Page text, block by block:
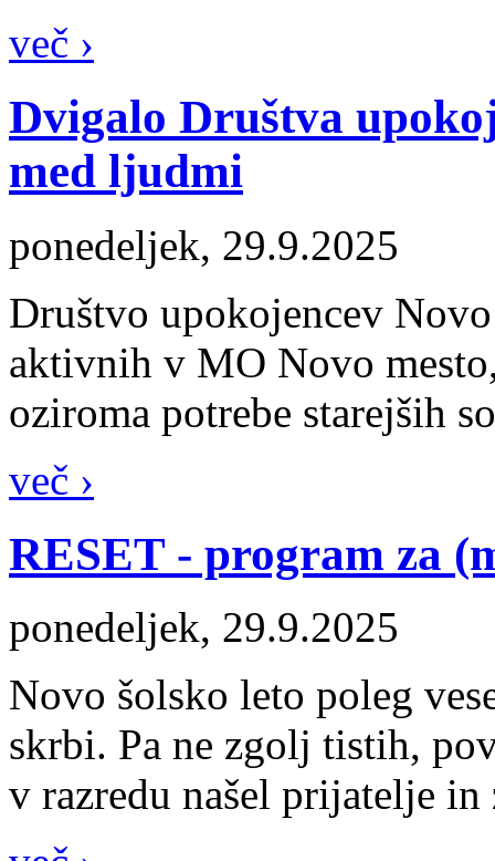
več ›
Dvigalo Društva
med ljudmi
ponedeljek, 29.9.2025
Društvo upokojencev
aktivnih v MO Novo
oziroma potrebe starejših
več ›
RESET - program za
ponedeljek, 29.9.2025
Novo šolsko leto poleg
skrbi. Pa ne zgolj tistih,
v razredu našel prijatelje